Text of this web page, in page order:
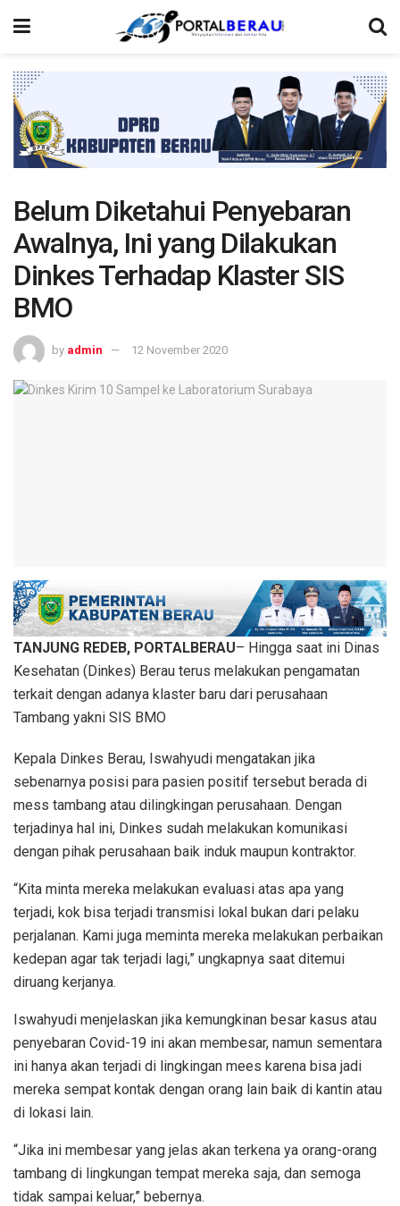
Belum Diketahui Penyebaran
Awalnya, Ini yang Dilakukan
Dinkes Terhadap Klaster SIS
BMO
by admin 12 November 2020
TANJUNG REDEB, PORTALBERAU– Hingga saat ini Dinas
Kesehatan (Dinkes) Berau terus melakukan pengamatan
terkait dengan adanya klaster baru dari perusahaan
Tambang yakni SIS BMO
Kepala Dinkes Berau, Iswahyudi mengatakan jika
sebenarnya posisi para pasien positif tersebut berada di
mess tambang atau dilingkingan perusahaan. Dengan
terjadinya hal ini, Dinkes sudah melakukan komunikasi
dengan pihak perusahaan baik induk maupun kontraktor.
“Kita minta mereka melakukan evaluasi atas apa yang
terjadi, kok bisa terjadi transmisi lokal bukan dari pelaku
perjalanan. Kami juga meminta mereka melakukan perbaikan
kedepan agar tak terjadi lagi,” ungkapnya saat ditemui
diruang kerjanya.
Iswahyudi menjelaskan jika kemungkinan besar kasus atau
penyebaran Covid-19 ini akan membesar, namun sementara
ini hanya akan terjadi di lingkingan mees karena bisa jadi
mereka sempat kontak dengan orang lain baik di kantin atau
di lokasi lain.
“Jika ini membesar yang jelas akan terkena ya orang-orang
tambang di lingkungan tempat mereka saja, dan semoga
tidak sampai keluar,” bebernya.